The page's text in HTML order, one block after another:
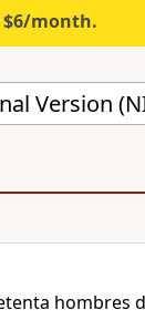
month.
Version
hombres